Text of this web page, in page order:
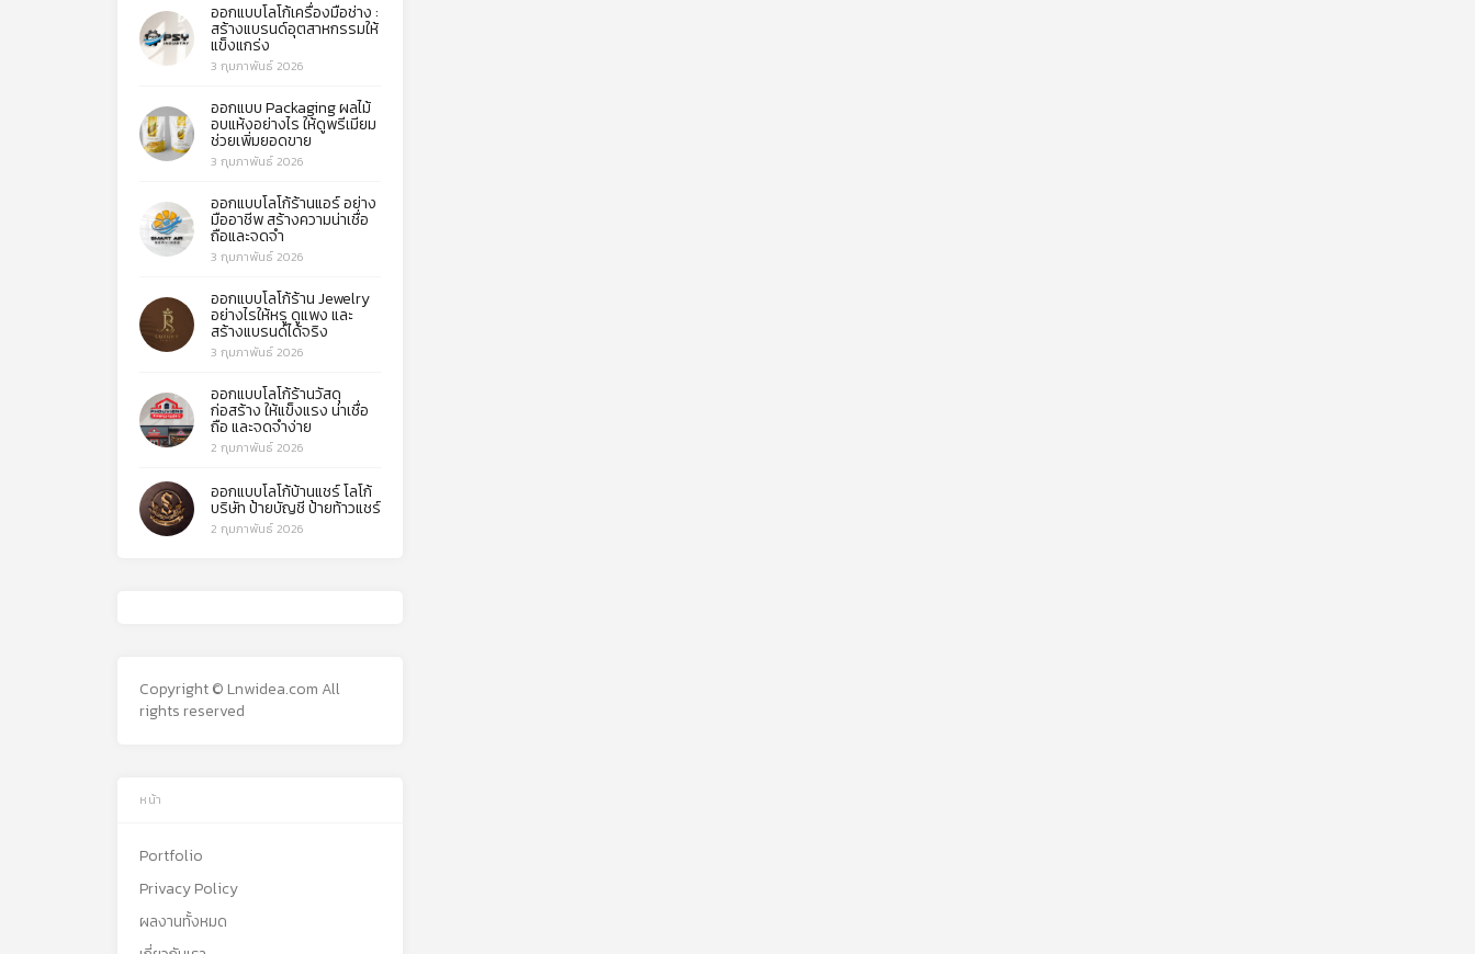
ออกแบบโลโก้เครื่องมือช่าง :
สร้างแบรนด์อุตสาหกรรมให้
แข็งแกร่ง
3 กุมภาพันธ์ 2026
ออกแบบ Packaging ผลไม้
อบแห้งอย่างไร ให้ดูพรีเมียม
ช่วยเพิ่มยอดขาย
3 กุมภาพันธ์ 2026
ออกแบบโลโก้ร้านแอร์ อย่าง
มืออาชีพ สร้างความน่าเชื่อ
ถือและจดจำ
3 กุมภาพันธ์ 2026
ออกแบบโลโก้ร้าน Jewelry
อย่างไรให้หรู ดูแพง และ
สร้างแบรนด์ได้จริง
3 กุมภาพันธ์ 2026
ออกแบบโลโก้ร้านวัสดุ
ก่อสร้าง ให้แข็งแรง น่าเชื่อ
ถือ และจดจำง่าย
2 กุมภาพันธ์ 2026
ออกแบบโลโก้บ้านแชร์ โลโก้
บริษัท ป้ายบัญชี ป้ายท้าวแชร์
2 กุมภาพันธ์ 2026
Copyright © Lnwidea.com All
rights reserved
หน้า
Portfolio
Privacy Policy
ผลงานทั้งหมด